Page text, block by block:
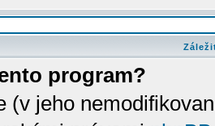
program?
(v jeho